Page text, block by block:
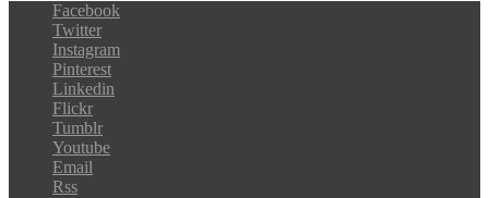
Facebook
Twitter
Instagram
Pinterest
Linkedin
Flickr
Tumblr
Youtube
Email
Rss